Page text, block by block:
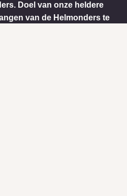
Doel van onze heldere
van de Helmonders te